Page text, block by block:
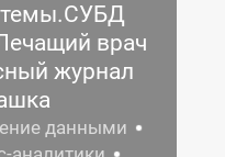
врач
журнал
данными